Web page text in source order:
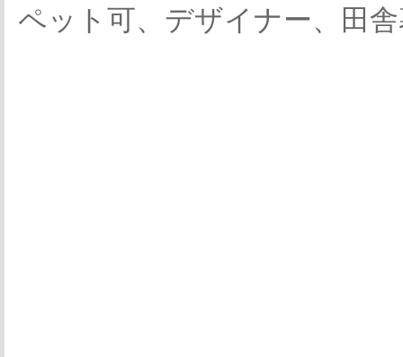
ペット可、デザイナー、田